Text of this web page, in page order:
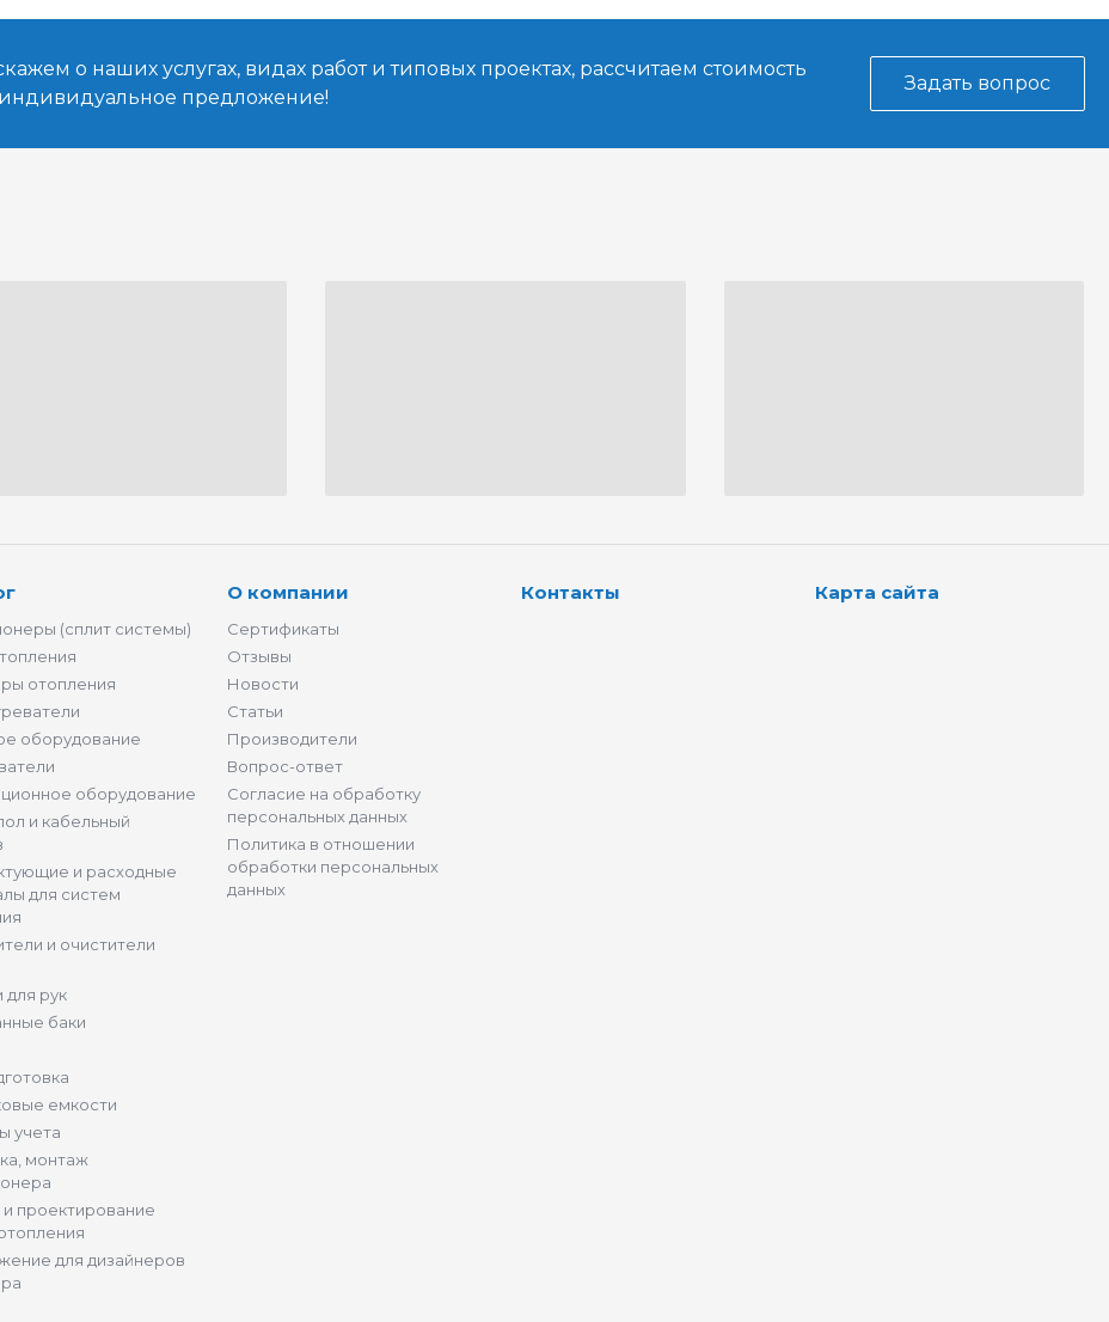
о наших услугах, видах работ и типовых проектах, рассчитаем стоимость
предложение!
Задать вопрос
(сплит системы)
отопления
оборудование
оборудование
и кабельный
и расходные
для систем
и очистители
для рук
баки
емкости
учета
монтаж
проектирование
для дизайнеров
О компании
Сертификаты
Отзывы
Новости
Статьи
Производители
Вопрос-ответ
Согласие на обработку
персональных данных
Политика в отношении
обработки персональных
данных
Контакты Карта сайта